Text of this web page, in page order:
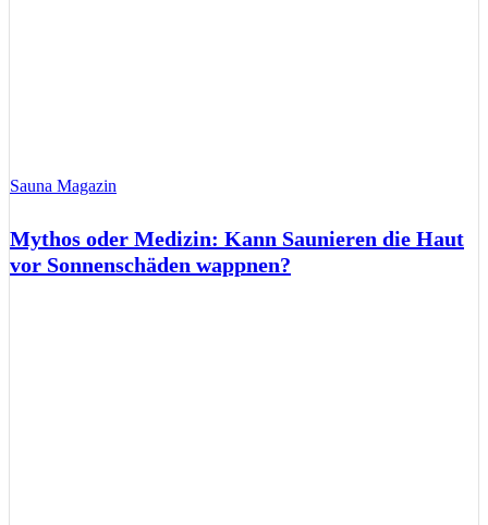
Sauna Magazin
Mythos oder Medizin: Kann Saunieren die Haut
vor Sonnenschäden wappnen?